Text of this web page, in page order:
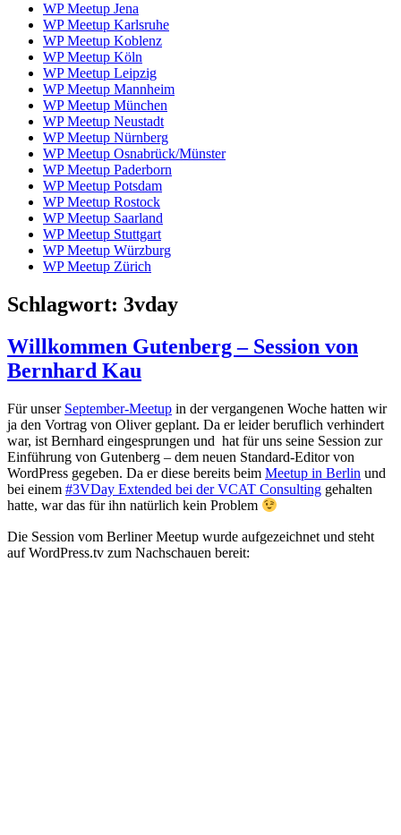
WP Meetup Jena
WP Meetup Karlsruhe
WP Meetup Koblenz
WP Meetup Köln
WP Meetup Leipzig
WP Meetup Mannheim
WP Meetup München
WP Meetup Neustadt
WP Meetup Nürnberg
WP Meetup Osnabrück/Münster
WP Meetup Paderborn
WP Meetup Potsdam
WP Meetup Rostock
WP Meetup Saarland
WP Meetup Stuttgart
WP Meetup Würzburg
WP Meetup Zürich
Schlagwort: 3vday
Willkommen Gutenberg – Session von
Bernhard Kau
Für unser September-Meetup in der vergangenen Woche hatten wir
ja den Vortrag von Oliver geplant. Da er leider beruflich verhindert
war, ist Bernhard eingesprungen und hat für uns seine Session zur
Einführung von Gutenberg – dem neuen Standard-Editor von
WordPress gegeben. Da er diese bereits beim Meetup in Berlin und
bei einem #3VDay Extended bei der VCAT Consulting gehalten
hatte, war das für ihn natürlich kein Problem
Die Session vom Berliner Meetup wurde aufgezeichnet und steht
auf WordPress.tv zum Nachschauen bereit: